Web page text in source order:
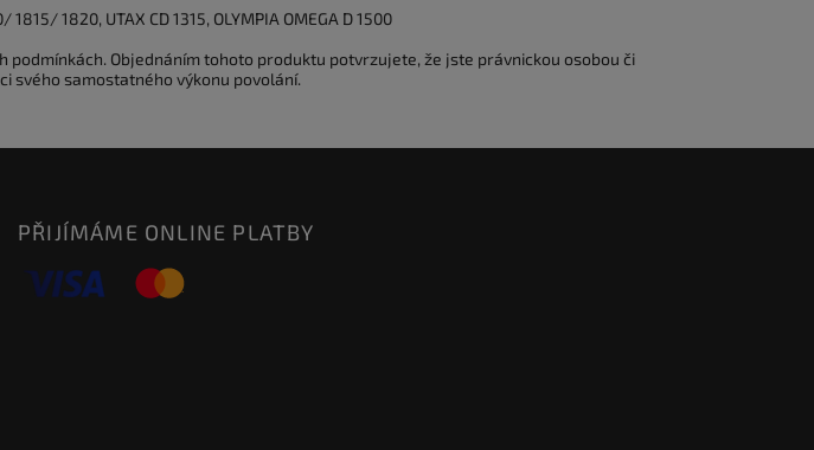
1820, UTAX CD 1315, OLYMPIA OMEGA D 1500
Objednáním tohoto produktu potvrzujete, že jste právnickou osobou či
svého samostatného výkonu povolání.
PŘIJÍMÁME ONLINE PLATBY